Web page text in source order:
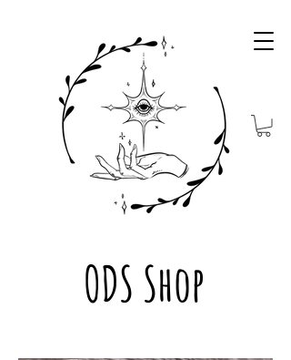
ODS Shop